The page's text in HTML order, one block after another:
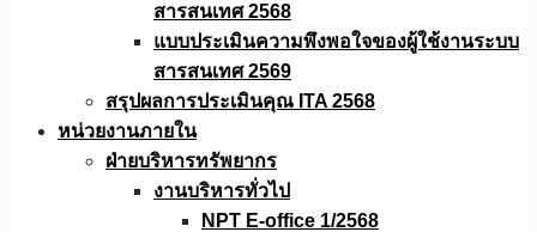
สารสนเทศ 2568
แบบประเมินความพึงพอใจของผู้ใช้งานระบบ
สารสนเทศ 2569
สรุปผลการประเมินคุณ ITA 2568
หน่วยงานภายใน
ฝ่ายบริหารทรัพยากร
งานบริหารทั่วไป
NPT E-office 1/2568